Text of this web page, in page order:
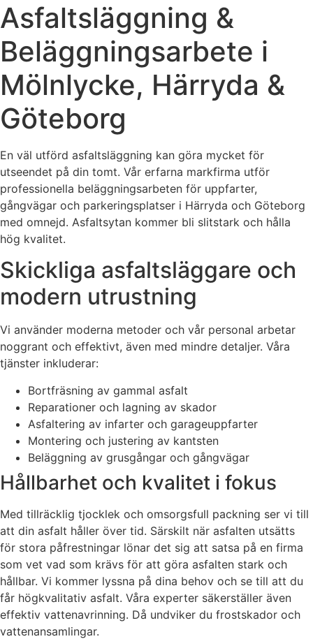
Asfaltsläggning &
Beläggningsarbete i
Mölnlycke, Härryda &
Göteborg
En väl utförd asfaltsläggning kan göra mycket för
utseendet på din tomt. Vår erfarna markfirma utför
professionella beläggningsarbeten för uppfarter,
gångvägar och parkeringsplatser i Härryda och Göteborg
med omnejd. Asfaltsytan kommer bli slitstark och hålla
hög kvalitet.
Skickliga asfaltsläggare och
modern utrustning
Vi använder moderna metoder och vår personal arbetar
noggrant och effektivt, även med mindre detaljer. Våra
tjänster inkluderar:
Bortfräsning av gammal asfalt
Reparationer och lagning av skador
Asfaltering av infarter och garageuppfarter
Montering och justering av kantsten
Beläggning av grusgångar och gångvägar
Hållbarhet och kvalitet i fokus
Med tillräcklig tjocklek och omsorgsfull packning ser vi till
att din asfalt håller över tid. Särskilt när asfalten utsätts
för stora påfrestningar lönar det sig att satsa på en firma
som vet vad som krävs för att göra asfalten stark och
hållbar. Vi kommer lyssna på dina behov och se till att du
får högkvalitativ asfalt. Våra experter säkerställer även
effektiv vattenavrinning. Då undviker du frostskador och
vattenansamlingar.